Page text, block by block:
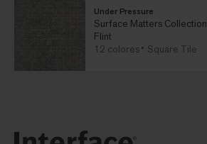
Under Pressure
Surface Matters Collection
Flint
12 colores
Square Tile